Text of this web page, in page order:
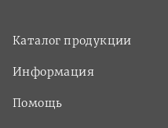
Каталог продукции
Информация
Помощь